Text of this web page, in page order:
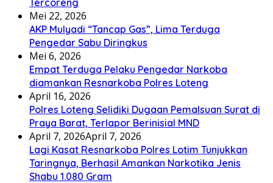
Mei 22, 2026
AKP Mulyadi “Tancap Gas”, Lima Terduga
Pengedar Sabu Diringkus
Mei 6, 2026
Empat Terduga Pelaku Pengedar Narkoba
diamankan Resnarkoba Polres Loteng
April 16, 2026
Polres Loteng Selidiki Dugaan Pemalsuan Surat di
Praya Barat, Terlapor Berinisial MND
April 7, 2026April 7, 2026
Lagi Kasat Resnarkoba Polres Lotim Tunjukkan
Taringnya, Berhasil Amankan Narkotika Jenis
Shabu 1.080 Gram